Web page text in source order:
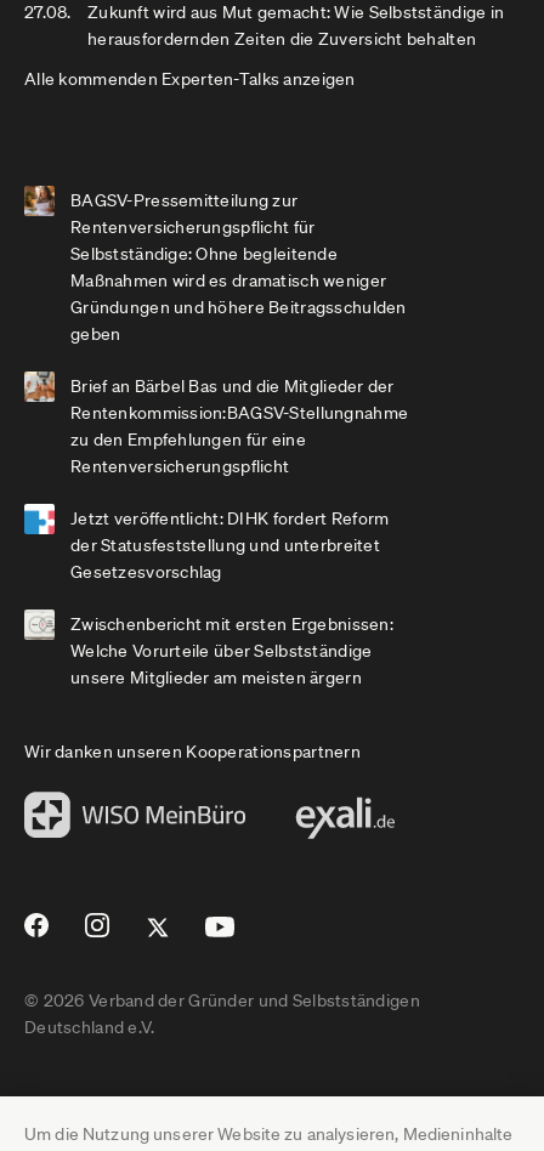
Um die Nutzung unserer Website zu analysieren, Medieninhalte
27.08.
Zukunft wird aus Mut gemacht: Wie Selbstständige in
herausfordernden Zeiten die Zuversicht behalten
Alle kommenden Experten-Talks anzeigen
BAGSV-Pressemitteilung zur
Rentenversicherungspflicht für
Selbstständige: Ohne begleitende
Maßnahmen wird es dramatisch weniger
Gründungen und höhere Beitragsschulden
geben
Brief an Bärbel Bas und die Mitglieder der
Rentenkommission:BAGSV-Stellungnahme
zu den Empfehlungen für eine
Rentenversicherungspflicht
Jetzt veröffentlicht: DIHK fordert Reform
der Statusfeststellung und unterbreitet
Gesetzesvorschlag
Zwischenbericht mit ersten Ergebnissen:
Welche Vorurteile über Selbstständige
unsere Mitglieder am meisten ärgern
Wir danken unseren Kooperationspartnern
© 2026 Verband der Gründer und Selbstständigen
Deutschland e.V.
Impressum